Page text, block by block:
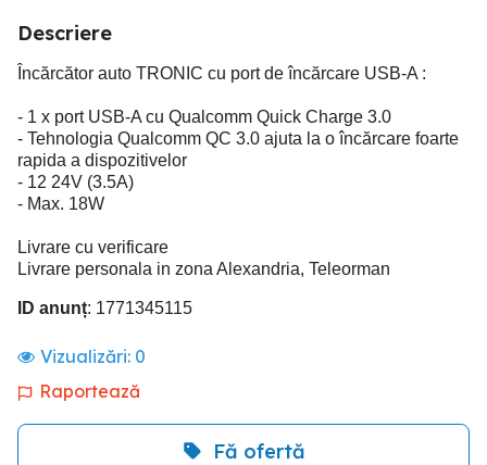
Descriere
Încărcător auto TRONIC cu port de încărcare USB-A :
- 1 x port USB-A cu Qualcomm Quick Charge 3.0
- Tehnologia Qualcomm QC 3.0 ajuta la o încărcare foarte
rapida a dispozitivelor
- 12 24V (3.5A)
- Max. 18W
Livrare cu verificare
Livrare personala in zona Alexandria, Teleorman
ID anunț: 1771345115
Vizualizări: 0
Raportează
Fă ofertă